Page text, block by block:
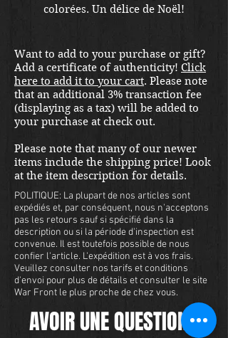
colorées. Un délice de Noël!
Want to add to your purchase or gift?
Add a certificate of authenticity! Click
here to add it to your cart. Please note
that an additional 3% transaction fee
(displaying as a tax) will be added to
your purchase at check out.
Please note that many of our newer
items include the shipping price! Look
at the item description for details.
POLITIQUE: La plupart de nos articles sont
expédiés et, par conséquent, nous n'acceptons
pas les retours sauf si spécifié dans la
description ou si la période d'inspection est
convenue. Il est toutefois possible de nous
confier l'article. L'expédition est à vos frais.
Veuillez consulter nos tarifs et conditions
d'envoi pour plus de détails et consulter le site
War Front le plus proche de chez vous.
AVOIR UNE QUESTION?